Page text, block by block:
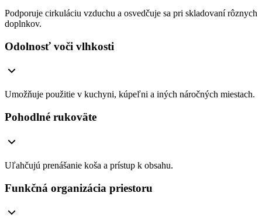
Podporuje cirkuláciu vzduchu a osvedčuje sa pri skladovaní rôznych
doplnkov.
Odolnosť voči vlhkosti
Umožňuje použitie v kuchyni, kúpeľni a iných náročných miestach.
Pohodlné rukoväte
Uľahčujú prenášanie koša a prístup k obsahu.
Funkčná organizácia priestoru